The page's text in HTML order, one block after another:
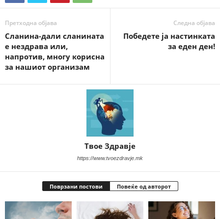
Претходна објава
Сланина-дали сланината
е нездрава или,
напротив, многу корисна
за нашиот организам
Следна објава
Победете ја настинката
за еден ден!
Твое Здравје
https://www.tvoezdravje.mk
Поврзани постови Повеќе од авторот